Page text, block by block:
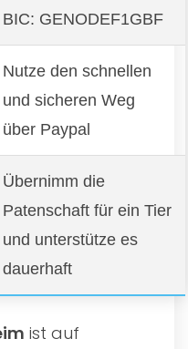
BIC: GENODEF1GBF
Nutze den schnellen
und sicheren Weg
über Paypal
Übernimm die
Patenschaft für ein Tier
und unterstütze es
dauerhaft
ist auf